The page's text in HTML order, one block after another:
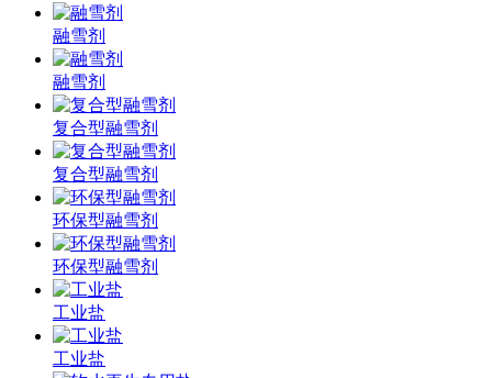
融雪剂
融雪剂
复合型融雪剂
复合型融雪剂
环保型融雪剂
环保型融雪剂
工业盐
工业盐